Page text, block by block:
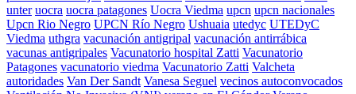
unter uocra uocra patagones Uocra Viedma upcn upcn nacionales
Upcn Rio Negro UPCN Río Negro Ushuaia utedyc UTEDyC
Viedma uthgra vacunación antigripal vacunación antirrábica
vacunas antigripales Vacunatorio hospital Zatti Vacunatorio
Patagones vacunatorio viedma Vacunatorio Zatti Valcheta
autoridades Van Der Sandt Vanesa Seguel vecinos autoconvocados